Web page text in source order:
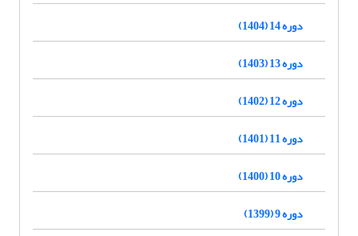
دوره 14 (1404)
دوره 13 (1403)
دوره 12 (1402)
دوره 11 (1401)
دوره 10 (1400)
دوره 9 (1399)